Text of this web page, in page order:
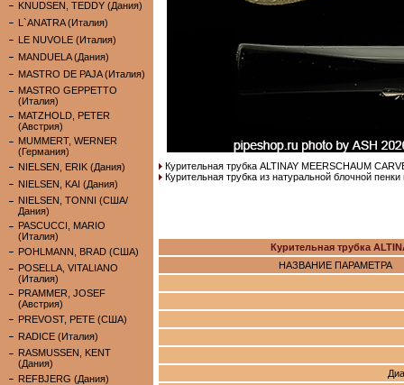
KNUDSEN, TEDDY (Дания)
L`ANATRA (Италия)
LE NUVOLE (Италия)
MANDUELA (Дания)
MASTRO DE PAJA (Италия)
MASTRO GEPPETTO
(Италия)
MATZHOLD, PETER
(Австрия)
MUMMERT, WERNER
(Германия)
NIELSEN, ERIK (Дания)
NIELSEN, KAI (Дания)
NIELSEN, TONNI (США/
Дания)
PASCUCCI, MARIO
(Италия)
POHLMANN, BRAD (США)
POSELLA, VITALIANO
(Италия)
PRAMMER, JOSEF
(Австрия)
PREVOST, PETE (США)
RADICE (Италия)
RASMUSSEN, KENT
(Дания)
REFBJERG (Дания)
Курительная трубка ALTINAY MEERSCHAUM
Курительная трубка из натуральной блочной
Курительная трубка
НАЗВАНИЕ ПАРАМЕТРА